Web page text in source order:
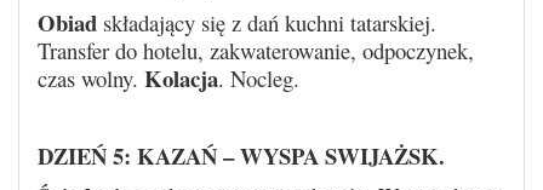
Obiad składający się z dań kuchni tatarskiej.
Transfer do hotelu, zakwaterowanie, odpoczynek,
czas wolny. Kolacja. Nocleg.
DZIEŃ 5: KAZAŃ – WYSPA SWIJAŻSK.